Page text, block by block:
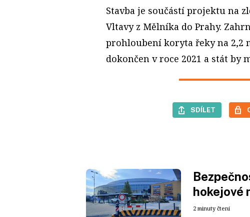
Stavba je součástí projektu na
Vltavy z Mělníka do Prahy.
prohloubení koryta řeky na 2,2
dokončen v roce 2021 a stát
SDÍLET
hokejové
2 minuty čtení